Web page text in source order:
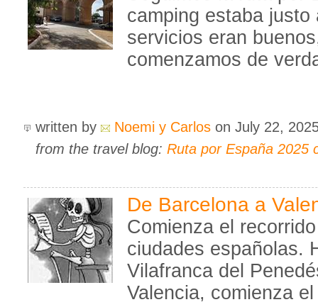
camping estaba
servicios eran
comenzamos de
written by Noemi y Carlos on July 22,
from the travel blog: Ruta por España 2025
De Barcelona a
Comienza el
ciudades españolas.
Vilafranca del
Valencia, comienza